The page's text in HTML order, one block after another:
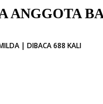
ANGGOTA
| DIBACA 688 KALI